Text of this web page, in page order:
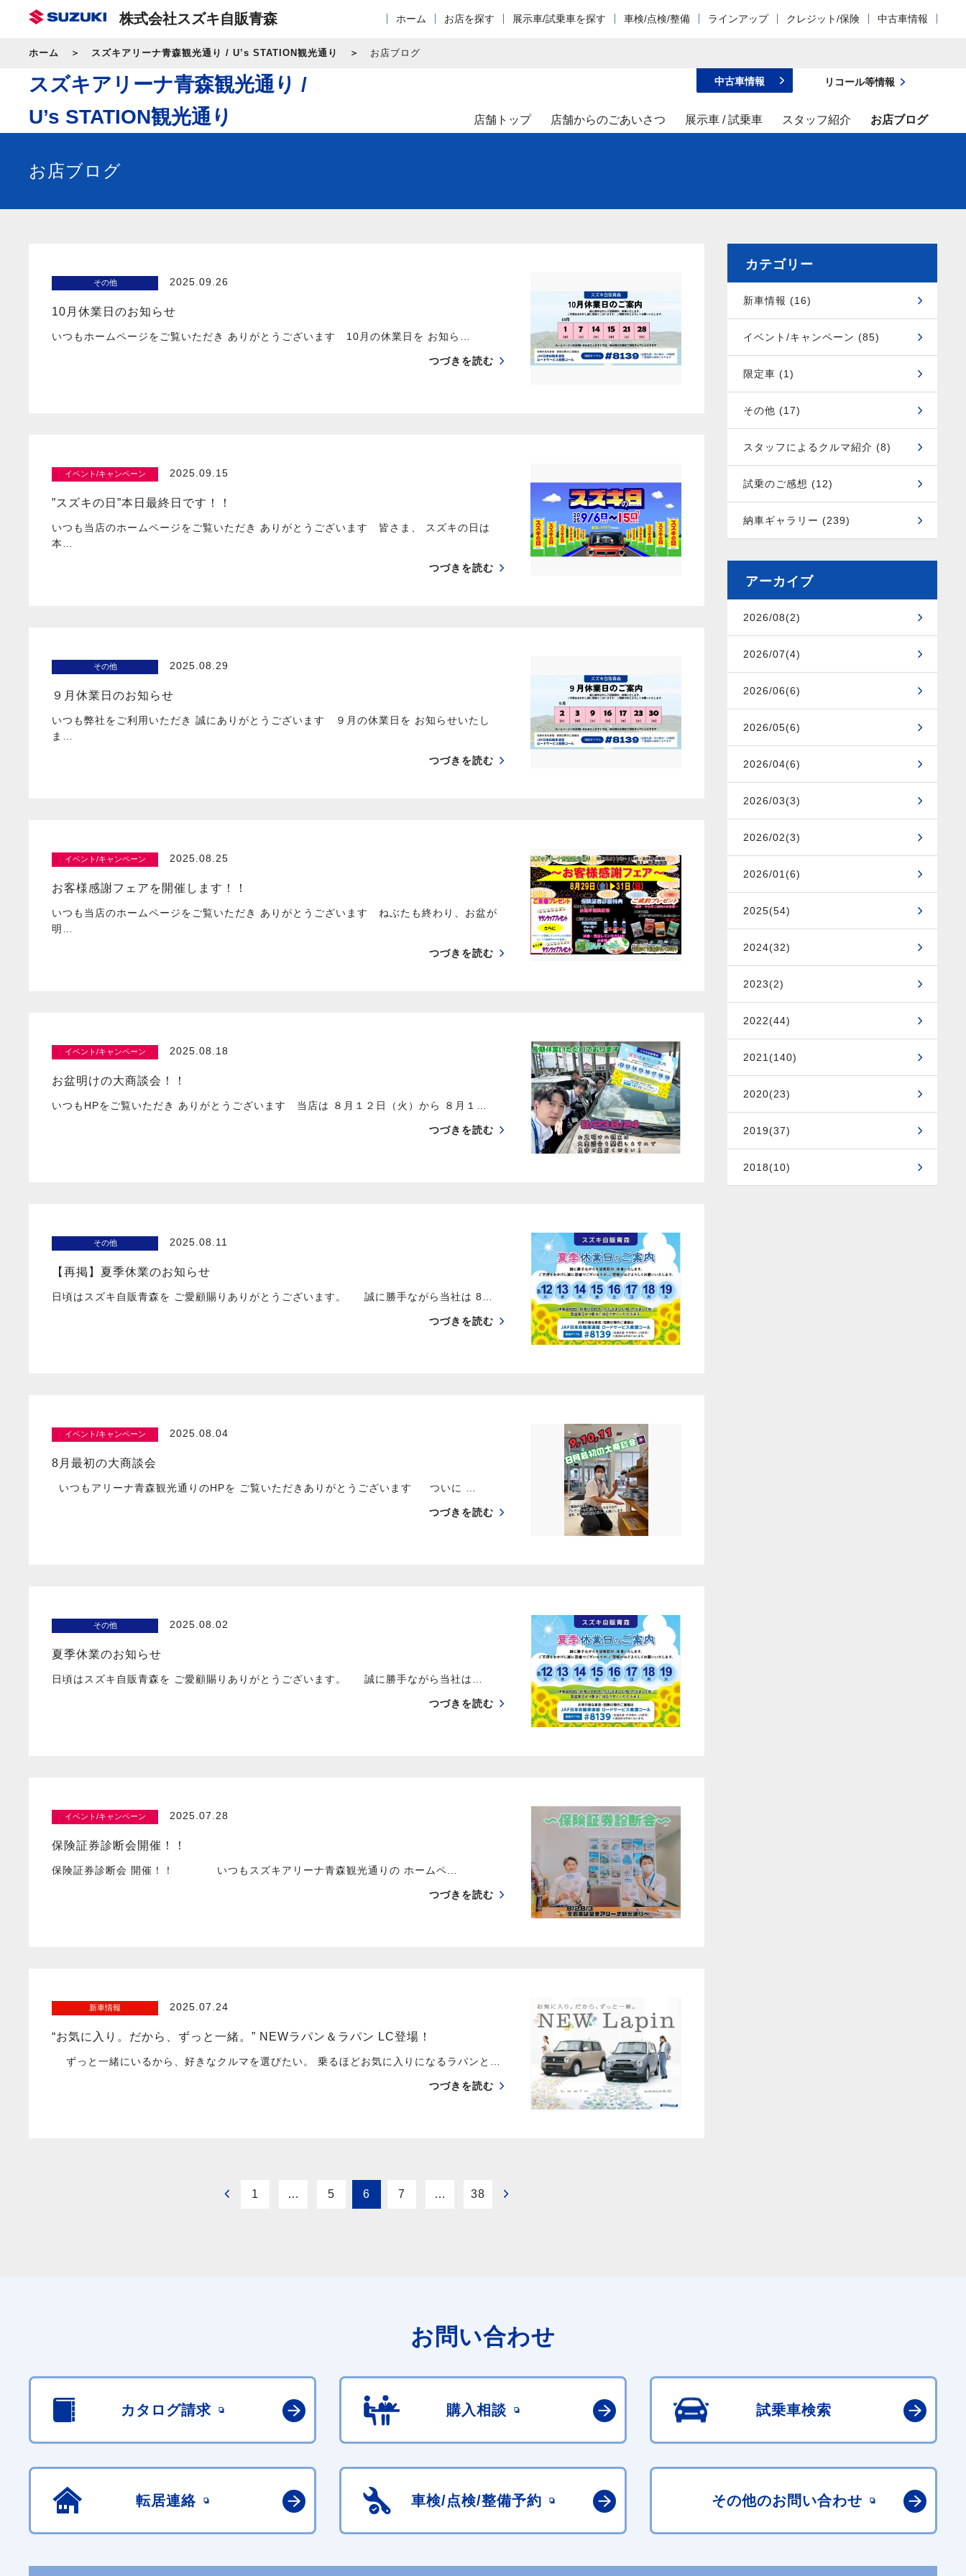
株式会社スズキ自販青森 ホーム お店を探す 展示車/試乗車を探す 車検/点検/整備 ラインアップ クレジット/保険 中古車情報
ホーム スズキアリーナ青森観光通り / U’s STATION観光通り お店ブログ
スズキアリーナ青森観光通り /
U’s STATION観光通り
店舗トップ 店舗からのごあいさつ 展示車 / 試乗車 スタッフ紹介 お店ブログ
中古車情報 リコール等情報
お店ブログ
その他 2025.09.26
10月休業日のお知らせ
いつもホームページをご覧いただき ありがとうございます 10月の休業日を お知ら…
つづきを読む
イベント/キャンペーン 2025.09.15
”スズキの日”本日最終日です！！
いつも当店のホームページをご覧いただき ありがとうございます 皆さま、 スズキの日は
本…
つづきを読む
その他 2025.08.29
９月休業日のお知らせ
いつも弊社をご利用いただき 誠にありがとうございます ９月の休業日を お知らせいたし
ま…
つづきを読む
イベント/キャンペーン 2025.08.25
お客様感謝フェアを開催します！！
いつも当店のホームページをご覧いただき ありがとうございます ねぶたも終わり、お盆が
明…
つづきを読む
イベント/キャンペーン 2025.08.18
お盆明けの大商談会！！
いつもHPをご覧いただき ありがとうございます 当店は ８月１２日（火）から ８月１…
つづきを読む
その他 2025.08.11
【再掲】夏季休業のお知らせ
日頃はスズキ自販青森を ご愛顧賜りありがとうございます。 誠に勝手ながら当社は 8…
つづきを読む
イベント/キャンペーン 2025.08.04
8月最初の大商談会
いつもアリーナ青森観光通りのHPを ご覧いただきありがとうございます ついに …
つづきを読む
その他 2025.08.02
夏季休業のお知らせ
日頃はスズキ自販青森を ご愛顧賜りありがとうございます。 誠に勝手ながら当社は…
つづきを読む
イベント/キャンペーン 2025.07.28
保険証券診断会開催！！
保険証券診断会 開催！！ いつもスズキアリーナ青森観光通りの ホームペ…
つづきを読む
新車情報 2025.07.24
“お気に入り。だから、ずっと一緒。” NEWラパン＆ラパン LC登場！
ずっと一緒にいるから、好きなクルマを選びたい。 乗るほどお気に入りになるラパンと…
つづきを読む
1 … 5 6 7 … 38
カテゴリー
新車情報 (16)
イベント/キャンペーン (85)
限定車 (1)
その他 (17)
スタッフによるクルマ紹介 (8)
試乗のご感想 (12)
納車ギャラリー (239)
アーカイブ
2026/08(2)
2026/07(4)
2026/06(6)
2026/05(6)
2026/04(6)
2026/03(3)
2026/02(3)
2026/01(6)
2025(54)
2024(32)
2023(2)
2022(44)
2021(140)
2020(23)
2019(37)
2018(10)
お問い合わせ
カタログ請求 購入相談 試乗車検索
転居連絡 車検/点検/整備予約 その他のお問い合わせ